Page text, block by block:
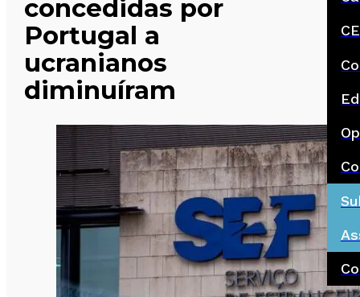
concedidas por
Portugal a
ucranianos
diminuíram